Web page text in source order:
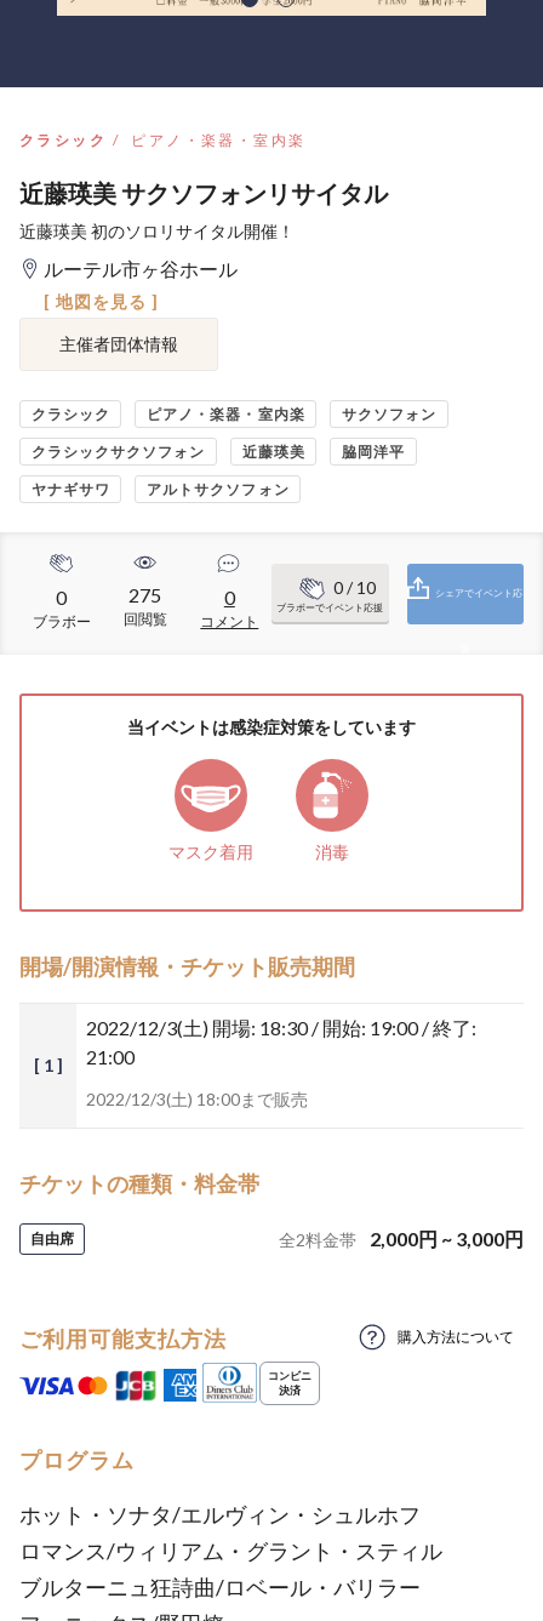
クラシック ピアノ・楽器・室内楽
近藤瑛美 サクソフォンリサイタル
近藤瑛美 初のソロリサイタル開催！
ルーテル市ヶ谷ホール
[ 地図を見る ]
主催者団体情報
クラシック ピアノ・楽器・室内楽 サクソフォン
クラシックサクソフォン 近藤瑛美 脇岡洋平
ヤナギサワ アルトサクソフォン
0
ブラボー
275
回閲覧
0
コメント
0/ 10
ブラボーでイベント応援
シェアでイベント応
当イベントは感染症対策をしています
マスク着用 消毒
開場/開演情報・チケット販売期間
[ 1 ]
2022/12/3(土) 開場: 18:30 / 開始: 19:00 / 終了:
21:00
2022/12/3(土) 18:00まで販売
チケットの種類・料金帯
自由席 全2料金帯 2,000円 ~ 3,000円
ご利用可能支払方法 購入方法について
プログラム
ホット・ソナタ/エルヴィン・シュルホフ
ロマンス/ウィリアム・グラント・スティル
ブルターニュ狂詩曲/ロベール・バリラー